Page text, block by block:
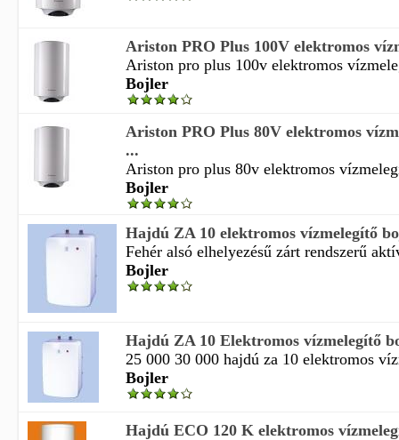
Ariston PRO Plus 100V elektromos
Ariston pro plus 100v elektromos
Bojler
Ariston PRO Plus 80V elektromos
...
Ariston pro plus 80v elektromos
Bojler
Hajdú ZA 10 elektromos vízmelegítő
Fehér alsó elhelyezésű zárt rendszerű
Bojler
Hajdú ZA 10 Elektromos vízmelegítő
25 000 30 000 hajdú za 10 elektromos
Bojler
Hajdú ECO 120 K elektromos